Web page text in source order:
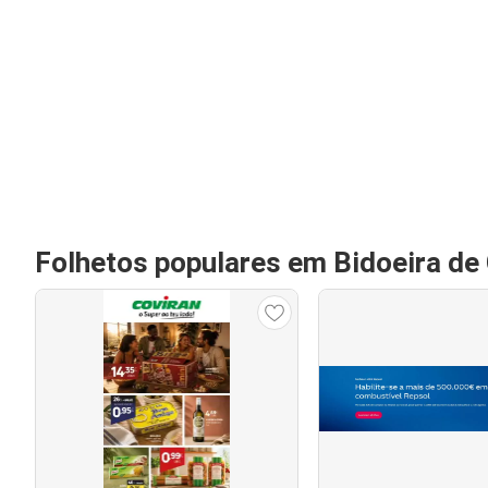
Folhetos populares em Bidoeira de